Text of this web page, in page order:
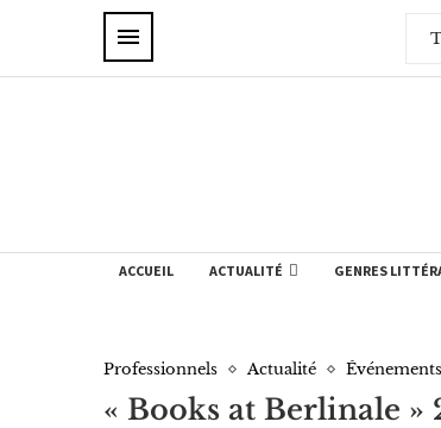
ACCUEIL ACTUALITÉ GENRES
Professionnels Actualité Événements
« Books at Berlinale